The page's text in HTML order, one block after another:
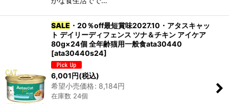
SALE ・20％off最短賞味2027.10・アタスキャッ
ト デイリーディフェンス ツナ＆チキン アイケア
80g×24個 全年齢猫用一般食ata30440
[ata30440s24]
6,001円(税込)
希望小売価格: 8,184円
在庫数 24個